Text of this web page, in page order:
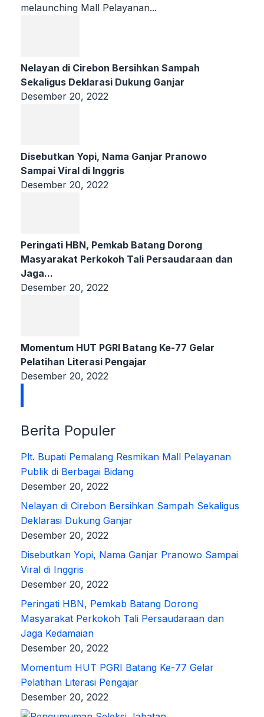
melaunching Mall Pelayanan...
Nelayan di Cirebon Bersihkan Sampah
Sekaligus Deklarasi Dukung Ganjar
Desember 20, 2022
Disebutkan Yopi, Nama Ganjar Pranowo
Sampai Viral di Inggris
Desember 20, 2022
Peringati HBN, Pemkab Batang Dorong
Masyarakat Perkokoh Tali Persaudaraan dan
Jaga...
Desember 20, 2022
Momentum HUT PGRI Batang Ke-77 Gelar
Pelatihan Literasi Pengajar
Desember 20, 2022
Berita Populer
Plt. Bupati Pemalang Resmikan Mall Pelayanan
Publik di Berbagai Bidang
Desember 20, 2022
Nelayan di Cirebon Bersihkan Sampah Sekaligus
Deklarasi Dukung Ganjar
Desember 20, 2022
Disebutkan Yopi, Nama Ganjar Pranowo Sampai
Viral di Inggris
Desember 20, 2022
Peringati HBN, Pemkab Batang Dorong
Masyarakat Perkokoh Tali Persaudaraan dan
Jaga Kedamaian
Desember 20, 2022
Momentum HUT PGRI Batang Ke-77 Gelar
Pelatihan Literasi Pengajar
Desember 20, 2022